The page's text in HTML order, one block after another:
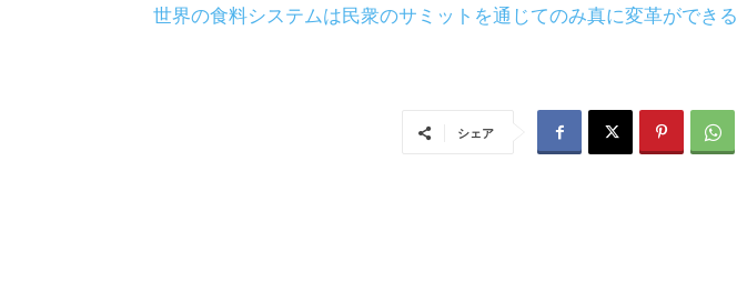
世界の食料システムは民衆のサミットを通じてのみ真に変革ができる
シェア